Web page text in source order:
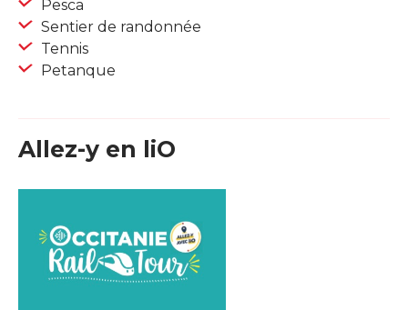
Pesca
Sentier de randonnée
Tennis
Petanque
Allez-y en liO